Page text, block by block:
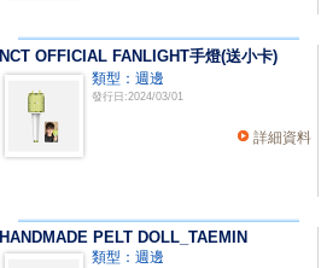
NCT OFFICIAL FANLIGHT手燈(送小卡)
類型：週邊
發行日:2024/03/01
詳細資料
HANDMADE PELT DOLL_TAEMIN
類型：週邊